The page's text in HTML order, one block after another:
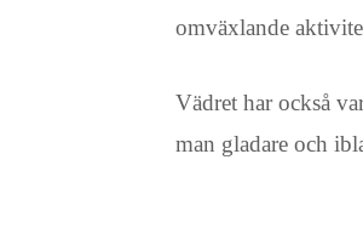
omväxlande
Vädret har också
man gladare och